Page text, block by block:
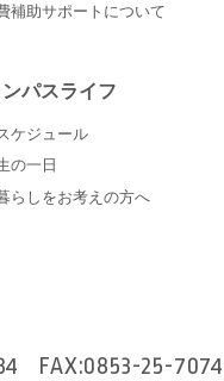
補助サポートについて
パスライフ
ケジュール
の一日
らしをお考えの方へ
FAX:0853-25-7074